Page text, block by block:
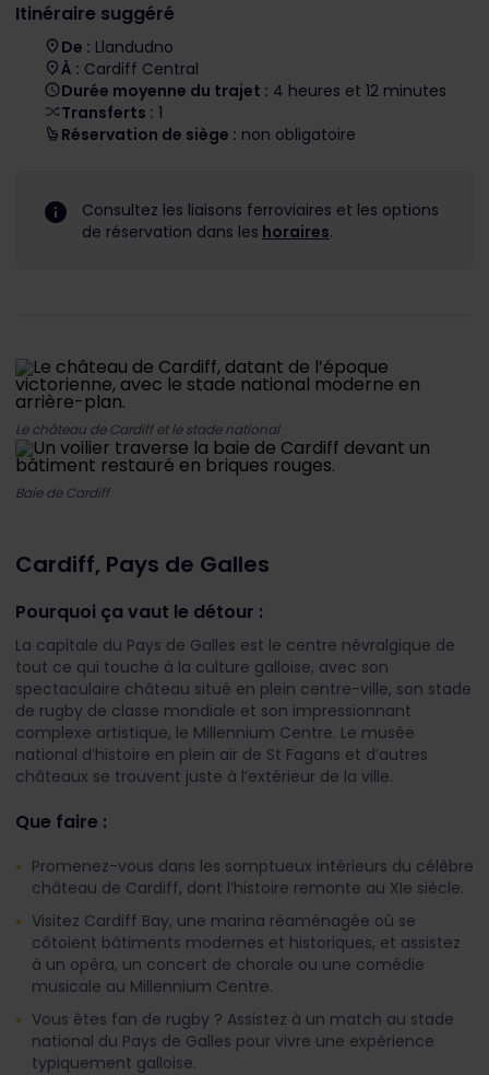
Itinéraire suggéré
De : Llandudno
À : Cardiff Central
Durée moyenne du trajet : 4 heures et 12 minutes
Transferts : 1
Réservation de siège : non obligatoire
Consultez les liaisons ferroviaires et les options
de réservation dans les horaires.
Le château de Cardiff et le stade national
Baie de Cardiff
Cardiff, Pays de Galles
Pourquoi ça vaut le détour :
La capitale du Pays de Galles est le centre névralgique de
tout ce qui touche à la culture galloise, avec son
spectaculaire château situé en plein centre-ville, son stade
de rugby de classe mondiale et son impressionnant
complexe artistique, le Millennium Centre. Le musée
national d’histoire en plein air de St Fagans et d’autres
châteaux se trouvent juste à l’extérieur de la ville.
Que faire :
Promenez-vous dans les somptueux intérieurs du célèbre
château de Cardiff, dont l’histoire remonte au XIe siècle.
Visitez Cardiff Bay, une marina réaménagée où se
côtoient bâtiments modernes et historiques, et assistez
à un opéra, un concert de chorale ou une comédie
musicale au Millennium Centre.
Vous êtes fan de rugby ? Assistez à un match au stade
national du Pays de Galles pour vivre une expérience
typiquement galloise.